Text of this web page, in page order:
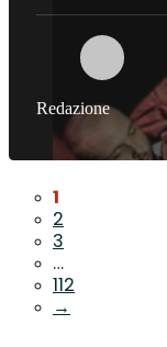
Redazione
1
2
3
…
112
→